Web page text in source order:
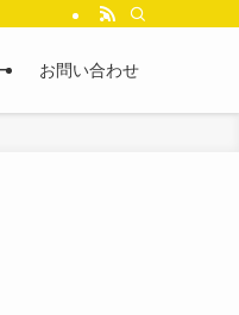
お問い合わせ